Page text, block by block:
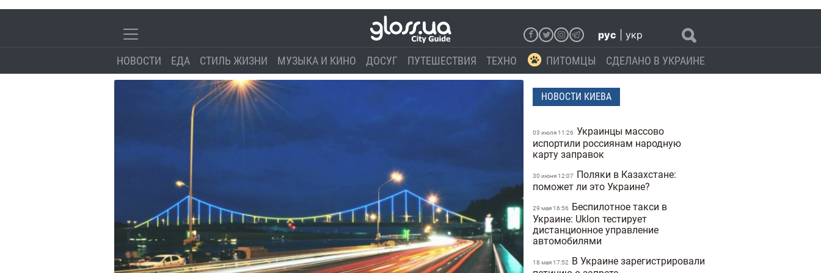
рус укр
НОВОСТИ ЕДА СТИЛЬ ЖИЗНИ МУЗЫКА И КИНО ДОСУГ ПУТЕШЕСТВИЯ ТЕХНО ПИТОМЦЫ СДЕЛАНО В УКРАИНЕ
НОВОСТИ КИЕВА
03 июля 11:26 Украинцы массово
испортили россиянам народную
карту заправок
30 июня 12:07
Поляки в Казахстане:
поможет ли это Украине?
29 мая 16:56
Беспилотное такси в
Украине: Uklon тестирует
дистанционное управление
автомобилями
18 мая 17:52
В Украине зарегистрировали